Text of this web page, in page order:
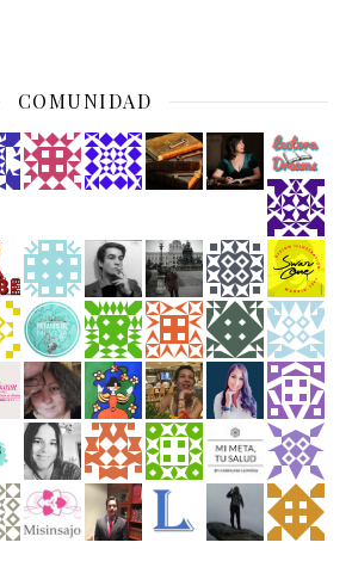
COMUNIDAD